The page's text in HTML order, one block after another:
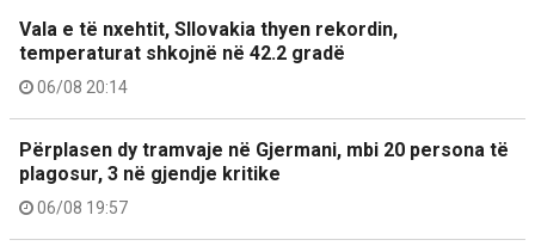
Vala e të nxehtit, Sllovakia thyen rekordin,
temperaturat shkojnë në 42.2 gradë
06/08 20:14
Përplasen dy tramvaje në Gjermani, mbi 20 persona të
plagosur, 3 në gjendje kritike
06/08 19:57